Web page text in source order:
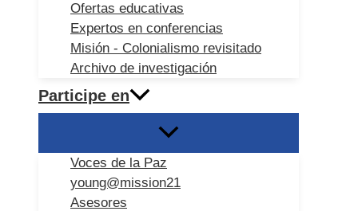
Ofertas educativas
Expertos en conferencias
Misión - Colonialismo revisitado
Archivo de investigación
Participe en
Voces de la Paz
young@mission21
Asesores